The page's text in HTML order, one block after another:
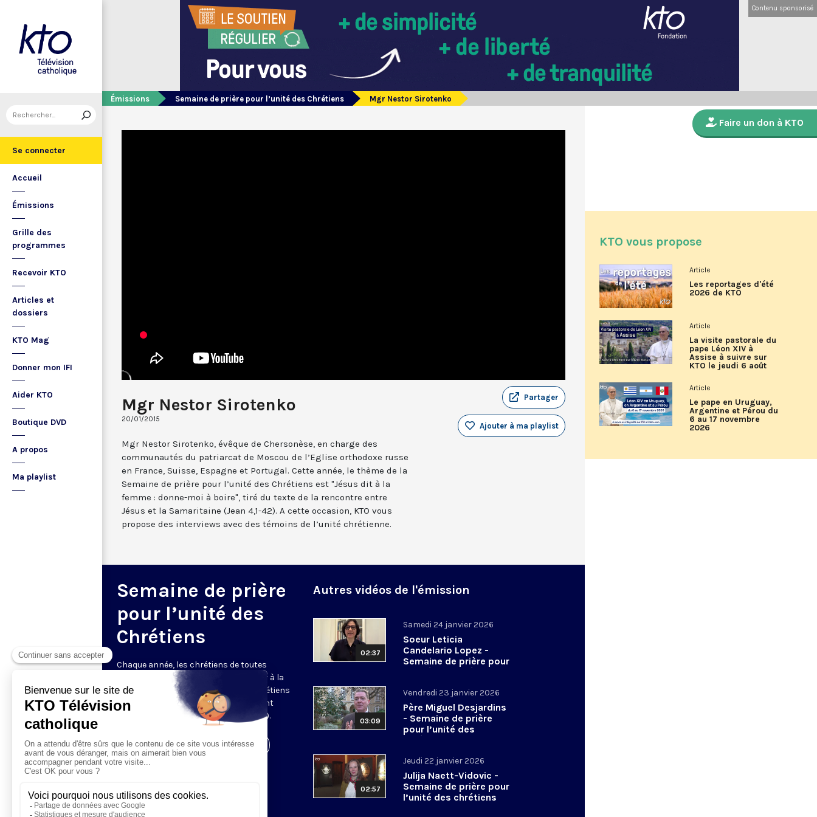
Se connecter
Accueil
Émissions
Grille des
programmes
Recevoir KTO
Articles et
dossiers
KTO Mag
Donner mon IFI
Aider KTO
Boutique DVD
A propos
Ma playlist
Contenu sponsorisé
Émissions Semaine de prière pour l’unité des Chrétiens Mgr Nestor Sirotenko
Mgr Nestor Sirotenko
20/01/2015
Partager
Ajouter à ma playlist
Mgr Nestor Sirotenko, évêque de Chersonèse, en charge des
communautés du patriarcat de Moscou de l’Eglise orthodoxe russe
en France, Suisse, Espagne et Portugal. Cette année, le thème de la
Semaine de prière pour l’unité des Chrétiens est "Jésus dit à la
femme : donne-moi à boire", tiré du texte de la rencontre entre
Jésus et la Samaritaine (Jean 4,1-42). A cette occasion, KTO vous
propose des interviews avec des témoins de l’unité chrétienne.
Semaine de prière
pour l’unité des
Chrétiens
Chaque année, les chrétiens de toutes
confessions sont appelés à participer à la
S emaine de prière pour l’Unité des chrétiens
du 18 au 25 janvier (entre la fête de saint
Pierre et celle de la conversion de Paul).
Visiter la page de l'émission
Autres vidéos de l'émission
02:37
Samedi 24 janvier 2026
Soeur Leticia
Candelario Lopez -
Semaine de prière pour
l’unité des chrétiens
03:09
Vendredi 23 janvier 2026
Père Miguel Desjardins
- Semaine de prière
pour l’unité des
chrétiens 2026
02:57
Jeudi 22 janvier 2026
Julija Naett-Vidovic -
Semaine de prière pour
l’unité des chrétiens
Faire un don à KTO
KTO vous propose
Article
Les reportages d'été
2026 de KTO
Article
La visite pastorale du
pape Léon XIV à
Assise à suivre sur
KTO le jeudi 6 août
Article
Le pape en Uruguay,
Argentine et Pérou du
6 au 17 novembre
2026